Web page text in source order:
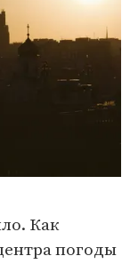
Как
погоды